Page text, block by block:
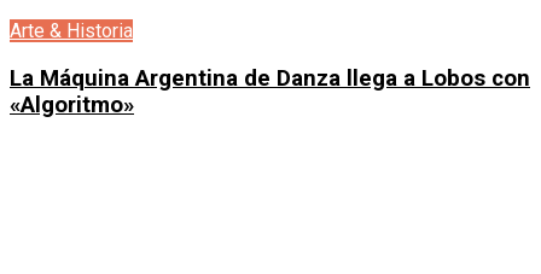
Arte & Historia
La Máquina Argentina de Danza llega a Lobos con
«Algoritmo»